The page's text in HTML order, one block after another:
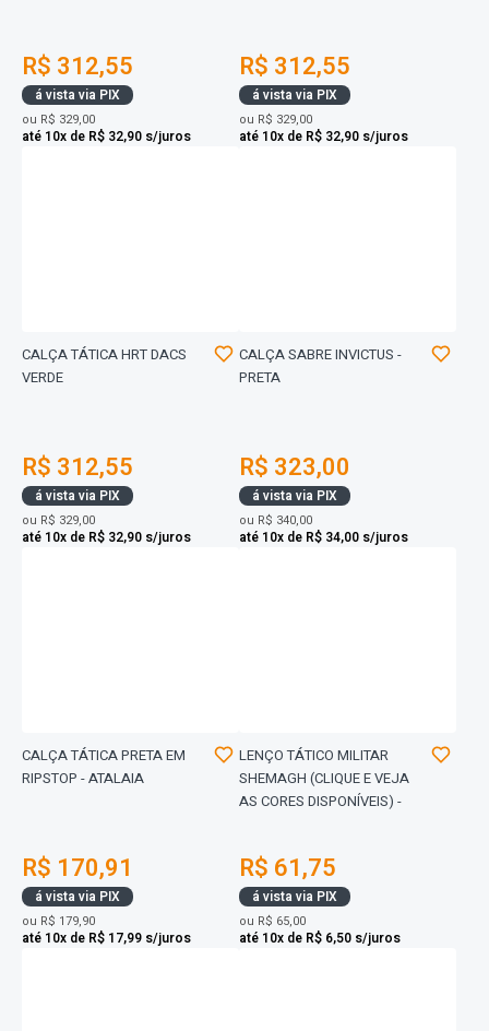
R$ 312,55
á vista via PIX
ou R$ 329,00
até 10x de R$ 32,90 s/juros
R$ 312,55
á vista via PIX
ou R$ 329,00
até 10x de R$ 32,90 s/juros
CALÇA TÁTICA HRT DACS
VERDE
R$ 312,55
á vista via PIX
ou R$ 329,00
até 10x de R$ 32,90 s/juros
CALÇA SABRE INVICTUS -
PRETA
R$ 323,00
á vista via PIX
ou R$ 340,00
até 10x de R$ 34,00 s/juros
CALÇA TÁTICA PRETA EM
RIPSTOP - ATALAIA
R$ 170,91
á vista via PIX
ou R$ 179,90
até 10x de R$ 17,99 s/juros
LENÇO TÁTICO MILITAR
SHEMAGH (CLIQUE E VEJA
AS CORES DISPONÍVEIS) -
R$ 61,75
á vista via PIX
ou R$ 65,00
até 10x de R$ 6,50 s/juros